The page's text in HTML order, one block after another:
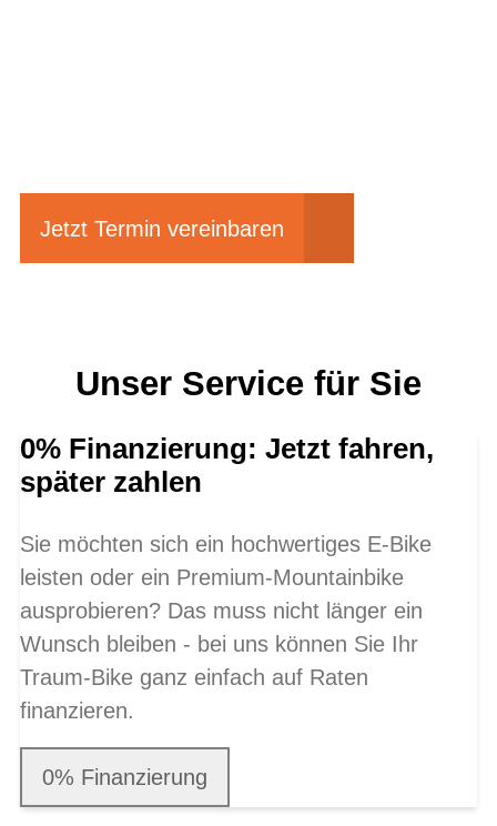
Jetzt Termin vereinbaren
Unser Service für Sie
0% Finanzierung: Jetzt fahren,
später zahlen
Sie möchten sich ein hochwertiges E-Bike
leisten oder ein Premium-Mountainbike
ausprobieren? Das muss nicht länger ein
Wunsch bleiben - bei uns können Sie Ihr
Traum-Bike ganz einfach auf Raten
finanzieren.
0% Finanzierung